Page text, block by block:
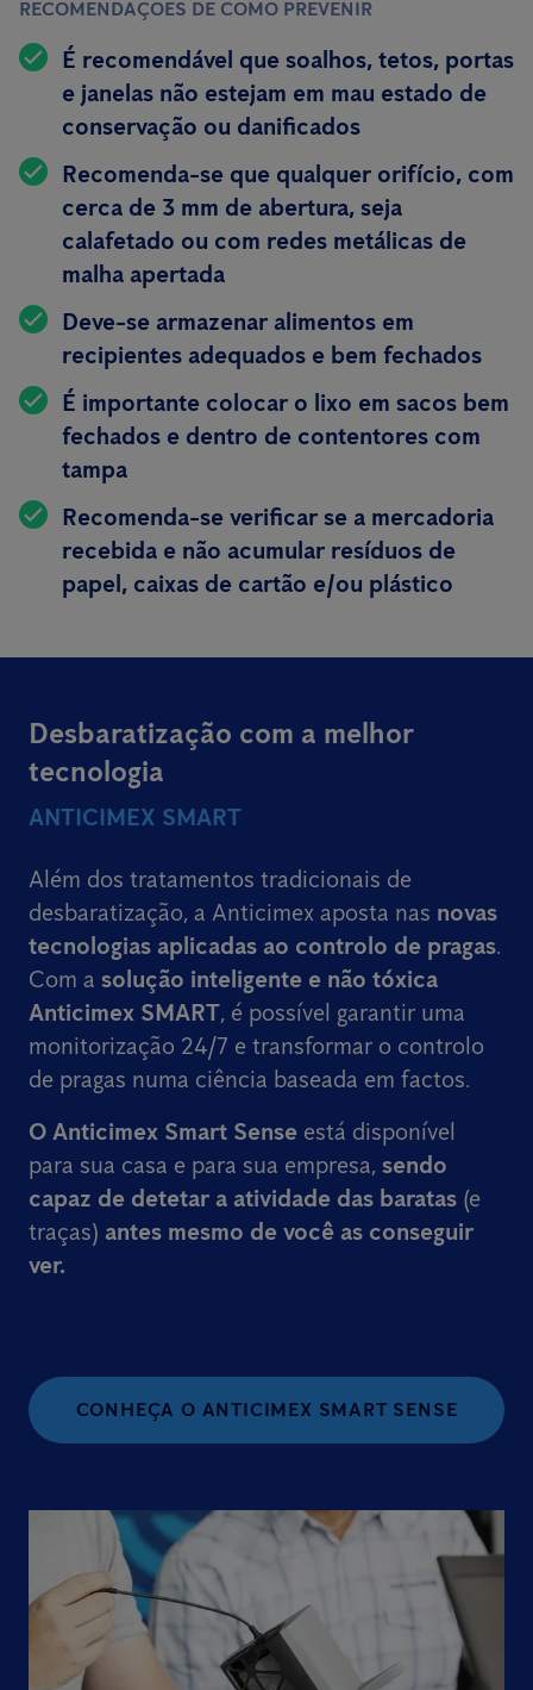
RECOMENDAÇÕES DE COMO PREVENIR
É recomendável que soalhos, tetos, portas
e janelas não estejam em mau estado de
conservação ou danificados
Recomenda-se que qualquer orifício, com
cerca de 3 mm de abertura, seja
calafetado ou com redes metálicas de
malha apertada
Deve-se armazenar alimentos em
recipientes adequados e bem fechados
É importante colocar o lixo em sacos bem
fechados e dentro de contentores com
tampa
Recomenda-se verificar se a mercadoria
recebida e não acumular resíduos de
papel, caixas de cartão e/ou plástico
Desbaratização com a melhor
tecnologia
ANTICIMEX SMART
Além dos tratamentos tradicionais de
desbaratização, a Anticimex aposta nas novas
tecnologias aplicadas ao controlo de pragas.
Com a solução inteligente e não tóxica
Anticimex SMART, é possível garantir uma
monitorização 24/7 e transformar o controlo
de pragas numa ciência baseada em factos.
O Anticimex Smart Sense está disponível
para sua casa e para sua empresa, sendo
capaz de detetar a atividade das baratas (e
traças) antes mesmo de você as conseguir
ver.
CONHEÇA O ANTICIMEX SMART SENSE